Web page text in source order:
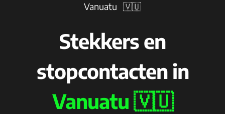
Vanuatu 🇻🇺
Stekkers en
stopcontacten in
Vanuatu 🇻🇺